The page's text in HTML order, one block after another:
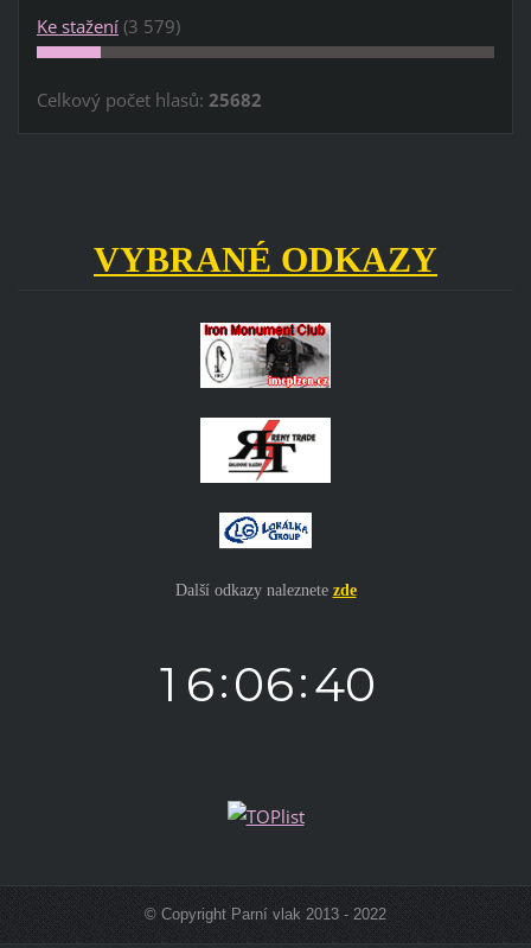
Ke stažení (3 579)
Celkový počet hlasů: 25682
VYBRANÉ ODKAZY
Další odkazy naleznete zde
© Copyright Parní vlak 2013 - 2022